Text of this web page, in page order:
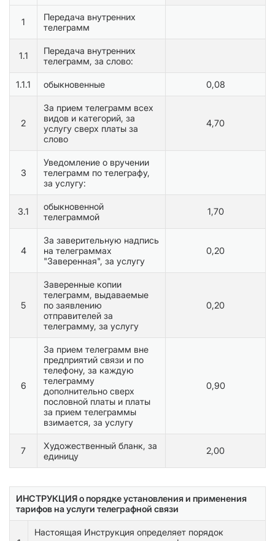
1
Передача внутренних
телеграмм
1.1
Передача внутренних
телеграмм, за слово:
1.1.1 обыкновенные 0,08
2
За прием телеграмм всех
видов и категорий, за
услугу сверх платы за
слово
4,70
3
Уведомление о вручении
телеграмм по телеграфу,
за услугу:
3.1
обыкновенной
телеграммой
1,70
4
За заверительную надпись
на телеграммах
"Заверенная", за услугу
0,20
5
Заверенные копии
телеграмм, выдаваемые
по заявлению
отправителей за
телеграмму, за услугу
0,20
6
За прием телеграмм вне
предприятий связи и по
телефону, за каждую
телеграмму
дополнительно сверх
пословной платы и платы
за прием телеграммы
взимается, за услугу
0,90
7
Художественный бланк, за
единицу
2,00
ИНСТРУКЦИЯ о порядке установления и применения
тарифов на услуги телеграфной связи
Настоящая Инструкция определяет порядок